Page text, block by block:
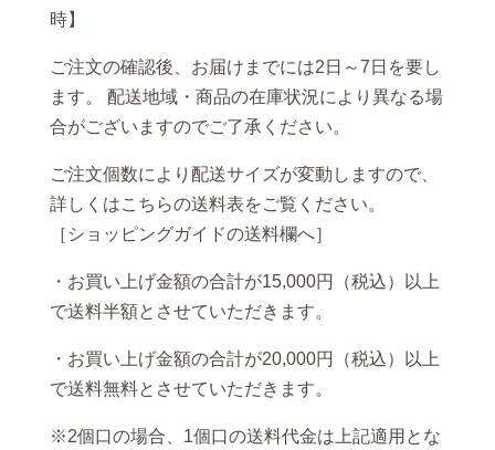
時】
ご注文の確認後、お届けまでには2日～7日を要し
ます。 配送地域・商品の在庫状況により異なる場
合がございますのでご了承ください。
ご注文個数により配送サイズが変動しますので、
詳しくはこちらの送料表をご覧ください。
［ショッピングガイドの送料欄へ］
・お買い上げ金額の合計が15,000円（税込）以上
で送料半額とさせていただきます。
・お買い上げ金額の合計が20,000円（税込）以上
で送料無料とさせていただきます。
※2個口の場合、1個口の送料代金は上記適用とな